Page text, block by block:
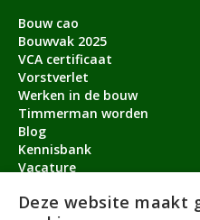
Bouw cao
Bouwvak 2025
VCA certificaat
Vorstverlet
Werken in de bouw
Timmerman worden
Blog
Kennisbank
Vacature
Deze website maakt